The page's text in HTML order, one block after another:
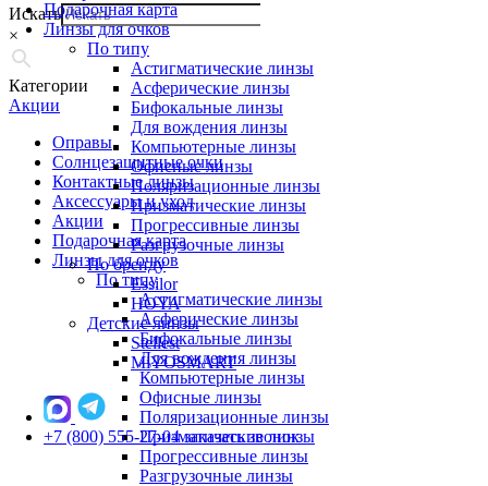
Искать
×
Категории
Акции
Оправы
Солнцезащитные очки
Контактные линзы
Аксессуары и уход
Акции
Подарочная карта
Линзы для очков
По типу
Астигматические линзы
Асферические линзы
Бифокальные линзы
Для вождения линзы
Компьютерные линзы
Офисные линзы
Поляризационные линзы
Призматические линзы
Прогрессивные линзы
Разгрузочные линзы
Подарочная карта
Линзы для очков
По типу
Астигматические линзы
Асферические линзы
Бифокальные линзы
Для вождения линзы
Компьютерные линзы
Офисные линзы
Поляризационные линзы
Призматические линзы
Прогрессивные линзы
Разгрузочные линзы
По бренду
Essilor
HOYA
Детские линзы
Stellest
MiYOSMART
+7 (800) 555-27-04 заказать звонок